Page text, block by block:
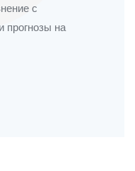
с
прогнозы на